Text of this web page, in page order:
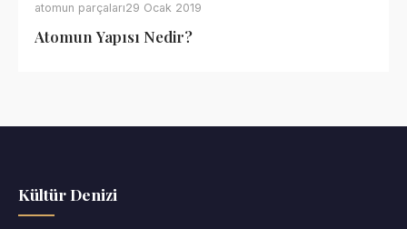
atomun parçaları29 Ocak 2019
Atomun Yapısı Nedir?
Kültür Denizi